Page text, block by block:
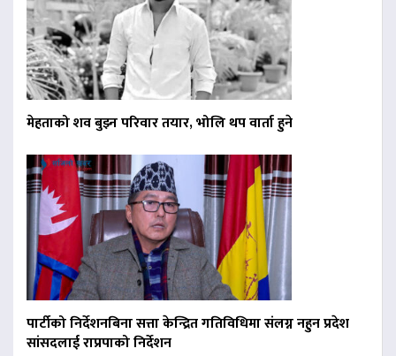
मेहताको शव बुझ्न परिवार तयार, भोलि थप वार्ता हुने
पार्टीको निर्देशनबिना सत्ता केन्द्रित गतिविधिमा संलग्न नहुन प्रदेश
सांसदलाई राप्रपाको निर्देशन